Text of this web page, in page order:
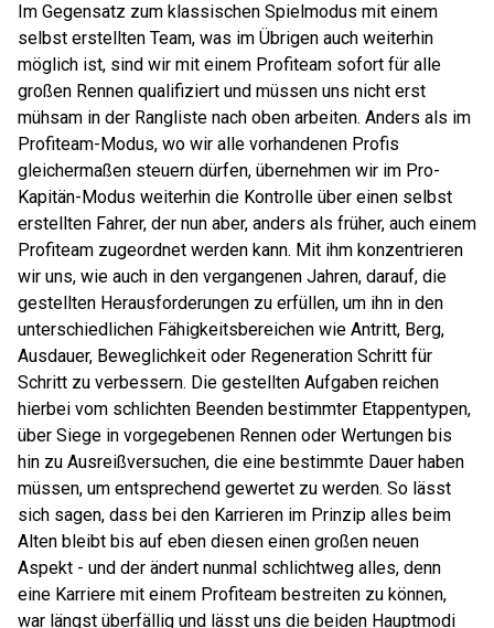
Im Gegensatz zum klassischen Spielmodus mit einem
selbst erstellten Team, was im Übrigen auch weiterhin
möglich ist, sind wir mit einem Profiteam sofort für alle
großen Rennen qualifiziert und müssen uns nicht erst
mühsam in der Rangliste nach oben arbeiten. Anders als im
Profiteam-Modus, wo wir alle vorhandenen Profis
gleichermaßen steuern dürfen, übernehmen wir im Pro-
Kapitän-Modus weiterhin die Kontrolle über einen selbst
erstellten Fahrer, der nun aber, anders als früher, auch einem
Profiteam zugeordnet werden kann. Mit ihm konzentrieren
wir uns, wie auch in den vergangenen Jahren, darauf, die
gestellten Herausforderungen zu erfüllen, um ihn in den
unterschiedlichen Fähigkeitsbereichen wie Antritt, Berg,
Ausdauer, Beweglichkeit oder Regeneration Schritt für
Schritt zu verbessern. Die gestellten Aufgaben reichen
hierbei vom schlichten Beenden bestimmter Etappentypen,
über Siege in vorgegebenen Rennen oder Wertungen bis
hin zu Ausreißversuchen, die eine bestimmte Dauer haben
müssen, um entsprechend gewertet zu werden. So lässt
sich sagen, dass bei den Karrieren im Prinzip alles beim
Alten bleibt bis auf eben diesen einen großen neuen
Aspekt - und der ändert nunmal schlichtweg alles, denn
eine Karriere mit einem Profiteam bestreiten zu können,
war längst überfällig und lässt uns die beiden Hauptmodi